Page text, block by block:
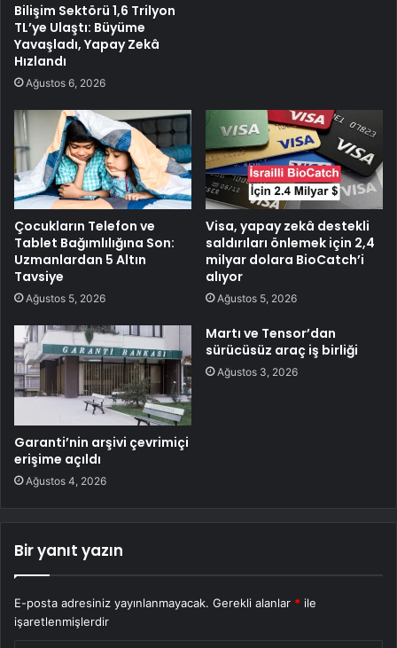
Bilişim Sektörü 1,6 Trilyon
TL’ye Ulaştı: Büyüme
Yavaşladı, Yapay Zekâ
Hızlandı
Ağustos 6, 2026
Çocukların Telefon ve
Tablet Bağımlılığına Son:
Uzmanlardan 5 Altın
Tavsiye
Ağustos 5, 2026
Visa, yapay zekâ destekli
saldırıları önlemek için 2,4
milyar dolara BioCatch’i
alıyor
Ağustos 5, 2026
Garanti’nin arşivi çevrimiçi
erişime açıldı
Ağustos 4, 2026
Martı ve Tensor’dan
sürücüsüz araç iş birliği
Ağustos 3, 2026
Bir yanıt yazın
E-posta adresiniz yayınlanmayacak. Gerekli alanlar * ile
işaretlenmişlerdir